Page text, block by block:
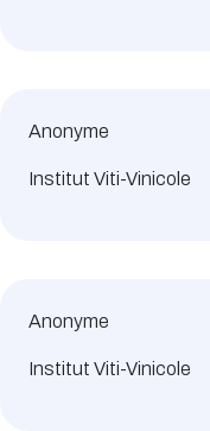
Anonyme
Institut Viti-Vinicole
Anonyme
Institut Viti-Vinicole